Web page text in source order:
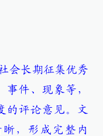
会长期征集优秀
件、现象等，
的评论意见。文
，形成完整内